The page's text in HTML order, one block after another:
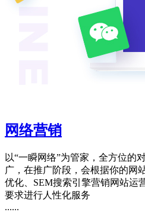
网络营销
以“一瞬网络”为管家，全方位的
广，在推广阶段，会根据你的网
优化、SEM搜索引擎营销网站运
要求进行人性化服务
......